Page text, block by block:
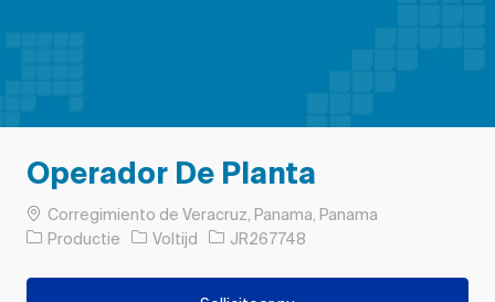
Operador De Planta
PlaatsCorregimiento de Veracruz, Panama, Panama
Categorie
Productie Soort baan
Voltijd Taak-ID
JR267748